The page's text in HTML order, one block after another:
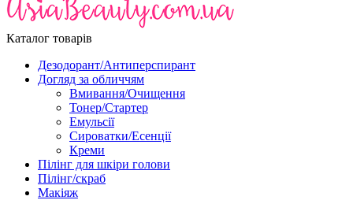
Каталог товарів
Дезодорант/Антиперспирант
Догляд за обличчям
Вмивання/Очищення
Тонер/Стартер
Емульсії
Сироватки/Есенції
Креми
Пілінг для шкіри голови
Пілінг/скраб
Макіяж